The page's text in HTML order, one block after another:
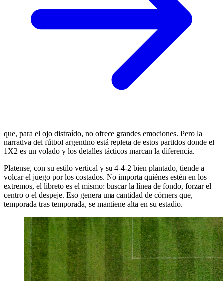
que, para el ojo distraído, no ofrece grandes emociones. Pero la
narrativa del fútbol argentino está repleta de estos partidos donde el
1X2 es un volado y los detalles tácticos marcan la diferencia.
Platense, con su estilo vertical y su 4-4-2 bien plantado, tiende a
volcar el juego por los costados. No importa quiénes estén en los
extremos, el libreto es el mismo: buscar la línea de fondo, forzar el
centro o el despeje. Eso genera una cantidad de córners que,
temporada tras temporada, se mantiene alta en su estadio.